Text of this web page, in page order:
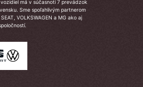
má v súčasnoti 7 prevádzok
Sme spoľahlivým partnerom
VOLKSWAGEN a MG ako aj